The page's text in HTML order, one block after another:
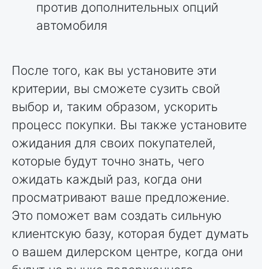
против дополнительных опций
автомобиля
После того, как вы установите эти
критерии, вы сможете сузить свой
выбор и, таким образом, ускорить
процесс покупки. Вы также установите
ожидания для своих покупателей,
которые будут точно знать, чего
ожидать каждый раз, когда они
просматривают ваше предложение.
Это поможет вам создать сильную
клиентскую базу, которая будет думать
о вашем дилерском центре, когда они